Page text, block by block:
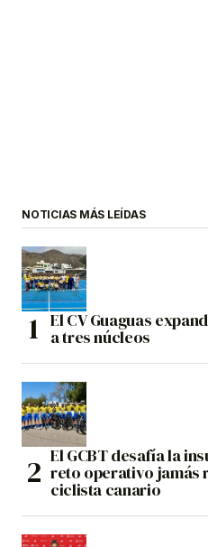
NOTICIAS MÁS LEÍDAS
El CV Guaguas
a tres núcleos
El GCBT desafía la
reto operativo jamás
ciclista canario